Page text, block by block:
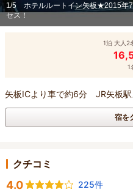
1/5
ホテルルートイン矢板★2015年
セス！
1泊 大人2
1
矢板ICより車で約6分 JR矢板
宿を
クチコミ
4.0
225件